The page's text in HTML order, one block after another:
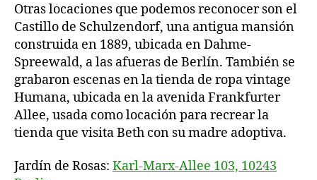
Otras locaciones que podemos reconocer son el
Castillo de Schulzendorf, una antigua mansión
construida en 1889, ubicada en Dahme-
Spreewald, a las afueras de Berlín. También se
grabaron escenas en la tienda de ropa vintage
Humana, ubicada en la avenida Frankfurter
Allee, usada como locación para recrear la
tienda que visita Beth con su madre adoptiva.
Jardín de Rosas: Karl-Marx-Allee 103, 10243